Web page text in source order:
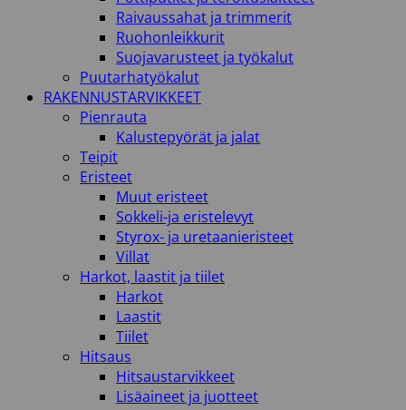
Raivaussahat ja trimmerit
Ruohonleikkurit
Suojavarusteet ja työkalut
Puutarhatyökalut
RAKENNUSTARVIKKEET
Pienrauta
Kalustepyörät ja jalat
Teipit
Eristeet
Muut eristeet
Sokkeli-ja eristelevyt
Styrox- ja uretaanieristeet
Villat
Harkot, laastit ja tiilet
Harkot
Laastit
Tiilet
Hitsaus
Hitsaustarvikkeet
Lisäaineet ja juotteet